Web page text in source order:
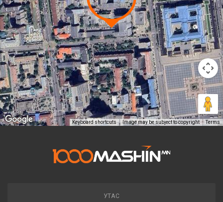
Keyboard shortcuts Image may be subject to copyright Terms
УТАС